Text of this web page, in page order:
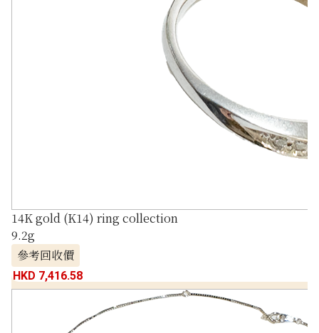
14K gold (K14) ring collection
9.2g
參考回收價
HKD 7,416.58